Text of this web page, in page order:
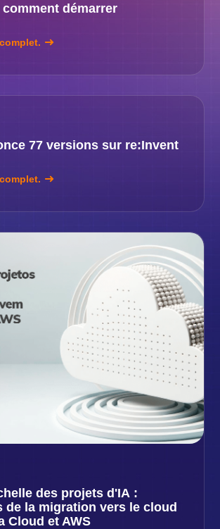
démarrer
77 versions sur re:Invent
des projets d'IA :
de la migration vers le cloud
Cloud et AWS